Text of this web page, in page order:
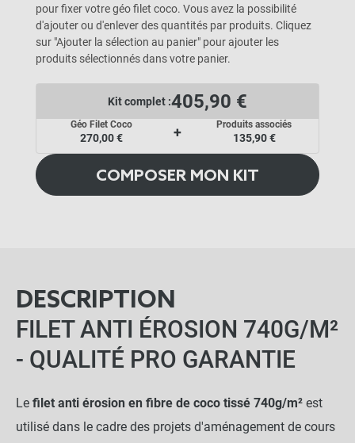
pour fixer votre géo filet coco. Vous avez la possibilité
d'ajouter ou d'enlever des quantités par produits. Cliquez
sur "Ajouter la sélection au panier" pour ajouter les
produits sélectionnés dans votre panier.
Kit complet :405,90 €
Géo Filet Coco
270,00 € +
Produits associés
135,90 €
COMPOSER MON KIT
DESCRIPTION
FILET ANTI ÉROSION 740G/M²
- QUALITÉ PRO GARANTIE
Le filet anti érosion en fibre de coco tissé 740g/m² est
utilisé dans le cadre des projets d'aménagement de cours